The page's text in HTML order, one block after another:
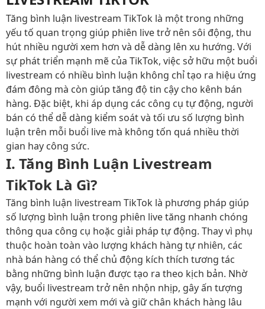
Tăng bình luận livestream TikTok là một trong những
yếu tố quan trọng giúp phiên live trở nên sôi động, thu
hút nhiều người xem hơn và dễ dàng lên xu hướng. Với
sự phát triển mạnh mẽ của TikTok, việc sở hữu một buổi
livestream có nhiều bình luận không chỉ tạo ra hiệu ứng
đám đông mà còn giúp tăng độ tin cậy cho kênh bán
hàng. Đặc biệt, khi áp dụng các công cụ tự động, người
bán có thể dễ dàng kiểm soát và tối ưu số lượng bình
luận trên mỗi buổi live mà không tốn quá nhiều thời
gian hay công sức.
I. Tăng Bình Luận Livestream
TikTok Là Gì?
Tăng bình luận livestream TikTok là phương pháp giúp
số lượng bình luận trong phiên live tăng nhanh chóng
thông qua công cụ hoặc giải pháp tự động. Thay vì phụ
thuộc hoàn toàn vào lượng khách hàng tự nhiên, các
nhà bán hàng có thể chủ động kích thích tương tác
bằng những bình luận được tạo ra theo kịch bản. Nhờ
vậy, buổi livestream trở nên nhộn nhịp, gây ấn tượng
mạnh với người xem mới và giữ chân khách hàng lâu